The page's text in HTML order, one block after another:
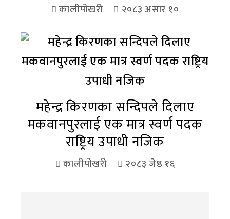
कालीपोखरी २०८३ असार १०
महेन्द्र किरणका सन्दिपले दिलाए
मकवानपुरलाई एक मात्र स्वर्ण पदक
राष्ट्रिय उपाधी नजिक
कालीपोखरी २०८३ जेष्ठ १६